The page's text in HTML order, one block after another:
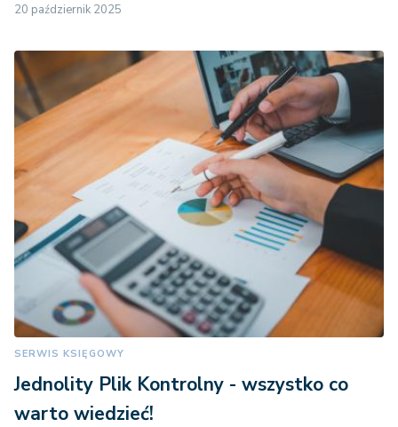
20 październik 2025
SERWIS KSIĘGOWY
Jednolity Plik Kontrolny - wszystko co
warto wiedzieć!